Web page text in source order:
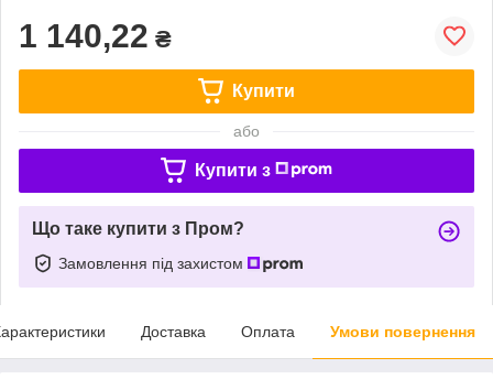
1 140,22 ₴
Купити
або
Купити з
Що таке купити з Пром?
Замовлення під захистом
Доставка Оплата Умови повернення